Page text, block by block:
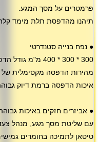
פרמטרים על מסך המגע.
תיהנו מהדפסת תלת מימד
● נפח בנייה סטנדרטי
300 * 300 * 400 מ"מ גודל הדפסה
מהירות הדפסה מקסימלית של 150 מ"מ לשנייה.
איכות הדפסה ברמת דיוק גבוהה, עד 50
● אביזרים חזקים באיכות
עם שליטת מסך מגע, מנהל
טיטאן לתמיכה בחומרים